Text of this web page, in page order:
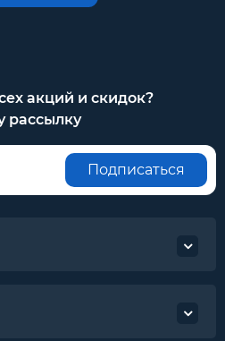
акций и скидок?
рассылку
Подписаться